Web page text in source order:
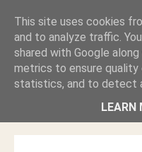
ΑΥΤΟΧΘΟΝΕΣ ΜΟΥ
ΦΙΜΩΣΑΝ ΤΟ SITE. ΟΙ
ΕΠΕΝΔΥΣΑΤΕ ΓΙΑ
ΓΛΥΦΑΔΑ WEB |ΟΙ
ΜΙΚΡΟΝ ΑΠΑΓΟΥΣΙ
This site uses cookies
and to analyze traffic.
shared with Google
metrics to ensure quality
statistics, and to detect
LEARN